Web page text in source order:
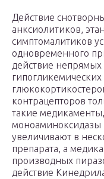
Действие
анксиолитиков,
симптомалитиков
одновременного
действие непрямых
контрацепторов
такие
моноаминоксидазы
увеличивают в
препарата, а
производных
действие